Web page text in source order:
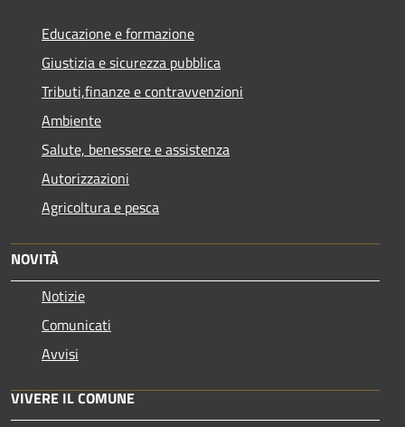
Educazione e formazione
Giustizia e sicurezza pubblica
Tributi,finanze e contravvenzioni
Ambiente
Salute, benessere e assistenza
Autorizzazioni
Agricoltura e pesca
NOVITÀ
Notizie
Comunicati
Avvisi
VIVERE IL COMUNE